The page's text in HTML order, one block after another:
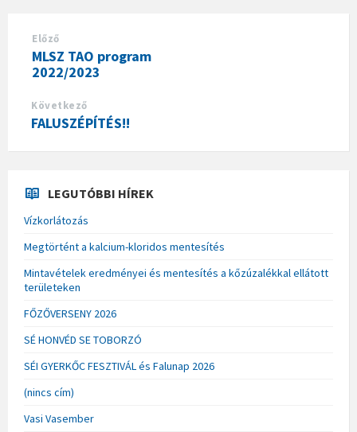
Előző
MLSZ TAO program
2022/2023
Következő
FALUSZÉPÍTÉS!!
LEGUTÓBBI HÍREK
Vízkorlátozás
Megtörtént a kalcium-kloridos mentesítés
Mintavételek eredményei és mentesítés a kőzúzalékkal ellátott
területeken
FŐZŐVERSENY 2026
SÉ HONVÉD SE TOBORZÓ
SÉI GYERKŐC FESZTIVÁL és Falunap 2026
(nincs cím)
Vasi Vasember